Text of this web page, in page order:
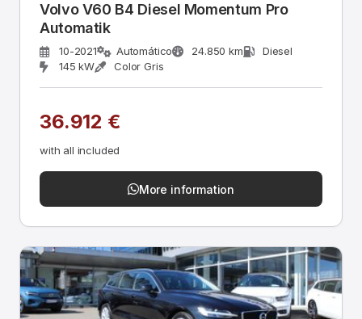
Volvo V60 B4 Diesel Momentum Pro
Automatik
10-2021 Automático 24.850 km
Diesel
145 kW
Color Gris
36.912 €
with all included
More information